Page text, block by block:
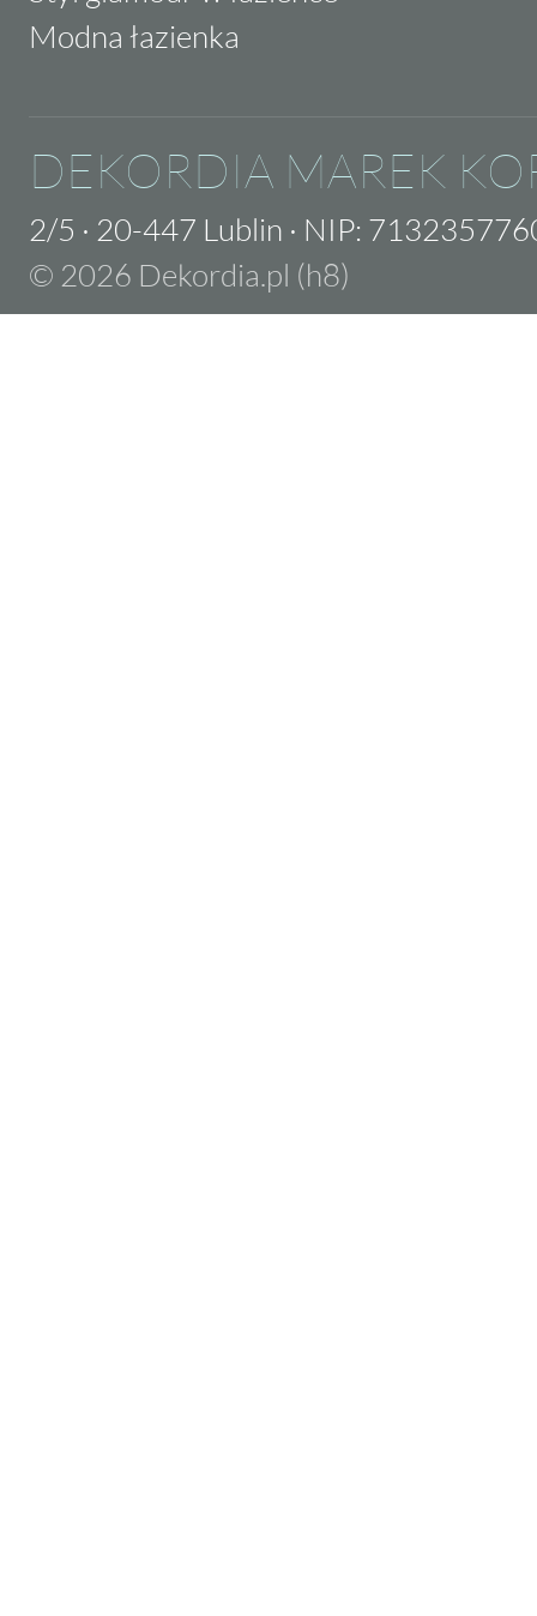
Modna łazienka
DEKORDIA MAREK
2/5 · 20-447 Lublin · NIP:
© 2026 Dekordia.pl (h8)